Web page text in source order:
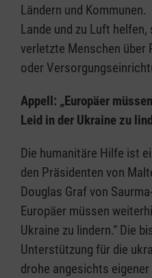
Ländern und
Lande und zu Luft
verletzte Menschen über
oder
Appell: „Europäer
Leid in der Ukraine zu
Die humanitäre Hilfe ist
den Präsidenten von
Douglas Graf von
Europäer müssen
Ukraine zu lindern.“ Die
Unterstützung für die
drohe angesichts